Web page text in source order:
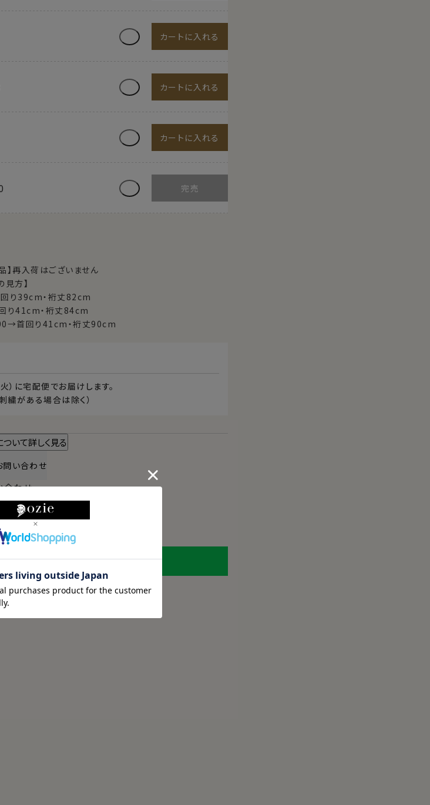
カートに入れる
カートに入れる
カートに入れる
】再入荷はございません
見方】
り39cm・裄丈82cm
り41cm・裄丈84cm
首回り41cm・裄丈90cm
） に宅配便 でお届けします。
繍がある場合は除く）
ついて詳しく見る
問い合わせ
合わせ
ついて
LINEに保存する